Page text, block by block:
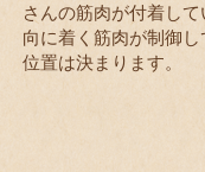
さんの筋肉が付着し
向に着く筋肉が制御
位置は決まります。